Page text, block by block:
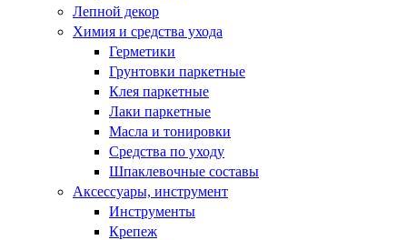
Лепной декор
Химия и средства ухода
Герметики
Грунтовки паркетные
Клея паркетные
Лаки паркетные
Масла и тонировки
Средства по уходу
Шпаклевочные составы
Аксессуары, инструмент
Инструменты
Крепеж